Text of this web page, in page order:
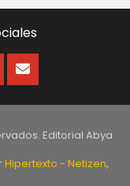
Editorial Abya
Hipertexto - Netizen,